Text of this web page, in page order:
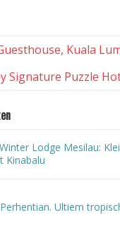
Kuala
Signature Puzzle
Lodge Mesilau:
Kinabalu
Ultiem